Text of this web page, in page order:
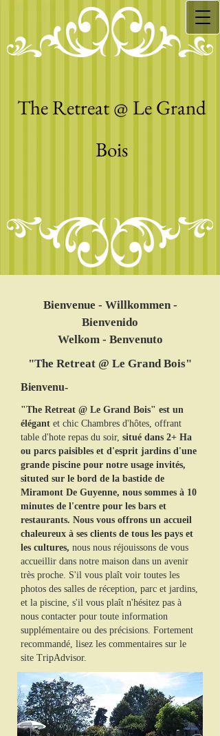
The Retreat @ Le Grand
Bois
Bienvenue - Willkommen -
Bienvenido
Welkom - Benvenuto
"The Retreat @ Le Grand Bois"
Bienvenu-
"The Retreat @ Le Grand Bois" est un
élégant et chic Chambres d'hôtes, offrant
table d'hote repas du soir, situé dans 2+ Ha
ou parcs paisibles et d'esprit jardins d'une
grande piscine pour notre usage invités,
situted sur le bord de la bastide de
Miramont De Guyenne, nous sommes à 10
minutes de l'centre pour les bars et
restaurants. Nous vous offrons un accueil
chaleureux à ses clients de tous les pays et
les cultures, nous nous réjouissons de vous
accueillir dans notre maison dans un avenir
très proche. S'il vous plaît voir toutes les
photos des salles de réception, parc et jardins,
et la piscine, s'il vous plaît n'hésitez pas à
nous contacter pour toute information
supplémentaire ou des précisions. Fortement
recommandé, lisez les commentaires sur le
site TripAdvisor.